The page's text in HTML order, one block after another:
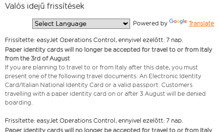
Valós idejű frissítések
Powered by Translate
Frissítette: easyJet Operations Control, ennyivel ezelőtt: 7 nap.
Paper identity cards will no longer be accepted for travel to or from Italy
from the 3rd of August
If you are planning to travel to or from Italy after this date, you must
present one of the following travel documents: An Electronic Identity
Card/Italian National Identity Card or a valid passport. Customers
travelling with a paper identity card on or after 3 August will be denied
boarding.
Frissítette: easyJet Operations Control, ennyivel ezelőtt: 7 nap.
Paper identity cards will no longer be accepted for travel to or from Italy